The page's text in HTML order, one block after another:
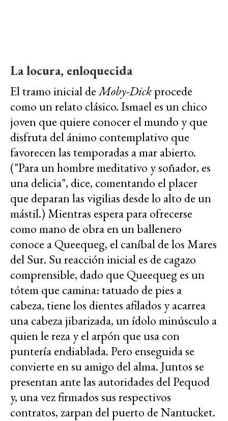
La locura, enloquecida
El tramo inicial deMoby-Dickprocede
como un relato clásico. Ismael es un chico
joven que quiere conocer el mundo y que
disfruta del ánimo contemplativo que
favorecen las temporadas a mar abierto.
("Para un hombre meditativo y soñador, es
una delicia", dice, comentando el placer
que deparan las vigilias desde lo alto de un
mástil.) Mientras espera para ofrecerse
como mano de obra en un ballenero
conoce a Queequeg, el caníbal de los Mares
del Sur. Su reacción inicial es de cagazo
comprensible, dado que Queequeg es un
tótem que camina: tatuado de pies a
cabeza, tiene los dientes afilados y acarrea
una cabeza jibarizada, un ídolo minúsculo a
quien le reza y el arpón que usa con
puntería endiablada. Pero enseguida se
convierte en su amigo del alma. Juntos se
presentan ante las autoridades del Pequod
y, una vez firmados sus respectivos
contratos, zarpan del puerto de Nantucket.